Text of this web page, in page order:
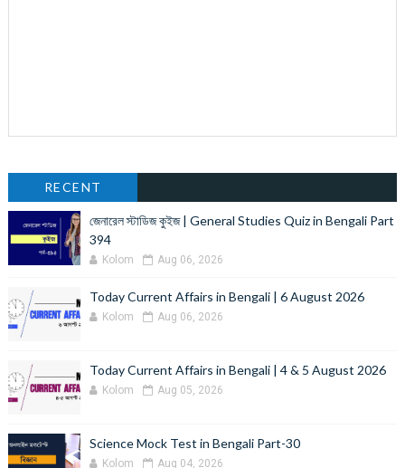
RECENT
জেনারেল স্টাডিজ কুইজ | General Studies Quiz in Bengali Part
394
Kolom Aug 06, 2026
Today Current Affairs in Bengali | 6 August 2026
Kolom Aug 06, 2026
Today Current Affairs in Bengali | 4 & 5 August 2026
Kolom Aug 05, 2026
Science Mock Test in Bengali Part-30
Kolom Aug 04, 2026